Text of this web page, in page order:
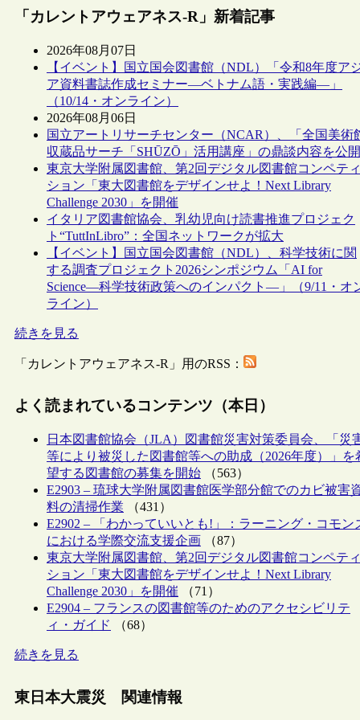
「カレントアウェアネス-R」新着記事
2026年08月07日
【イベント】国立国会図書館（NDL）「令和8年度ア
ア資料書誌作成セミナー―ベトナム語・実践編―」
（10/14・オンライン）
2026年08月06日
国立アートリサーチセンター（NCAR）、「全国美術
収蔵品サーチ「SHŪZŌ」活用講座」の鼎談内容を公開
東京大学附属図書館、第2回デジタル図書館コンペティ
ション「東大図書館をデザインせよ！Next Library
Challenge 2030」を開催
イタリア図書館協会、乳幼児向け読書推進プロジェク
ト“TuttInLibro”：全国ネットワークが拡大
【イベント】国立国会図書館（NDL）、科学技術に関
する調査プロジェクト2026シンポジウム「AI for
Science―科学技術政策へのインパクト―」（9/11・オ
ライン）
続きを見る
「カレントアウェアネス-R」用のRSS：
よく読まれているコンテンツ（本日）
日本図書館協会（JLA）図書館災害対策委員会、「災
等により被災した図書館等への助成（2026年度）」を
望する図書館の募集を開始 （563）
E2903 – 琉球大学附属図書館医学部分館でのカビ被害
料の清掃作業 （431）
E2902 – 「わかっていいとも!」：ラーニング・コモン
における学際交流支援企画 （87）
東京大学附属図書館、第2回デジタル図書館コンペティ
ション「東大図書館をデザインせよ！Next Library
Challenge 2030」を開催 （71）
E2904 – フランスの図書館等のためのアクセシビリテ
ィ・ガイド
（68）
続きを見る
東日本大震災 関連情報